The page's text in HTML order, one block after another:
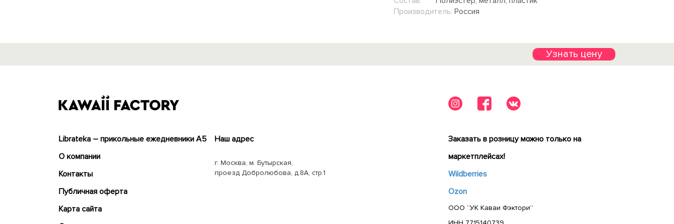
Производитель: Россия
Узнать цену
Librateka – прикольные ежедневники А5
О компании
Контакты
Публичная оферта
Карта сайта
Наш адрес
г. Москва, м. Бутырская,
проезд Добролюбова, д.8А, стр.1
Заказать в розницу можно только на
маркетплейсах!
Wildberries
Ozon
ООО “УК Каваи Фэктори”